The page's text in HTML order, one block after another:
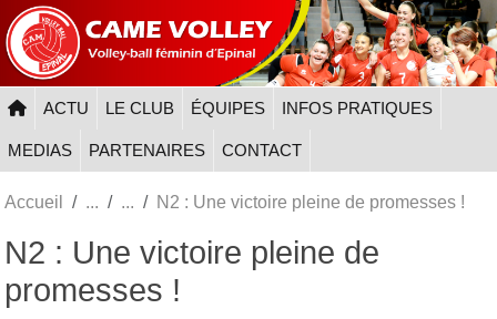
ACTU LE CLUB ÉQUIPES INFOS PRATIQUES
MEDIAS PARTENAIRES CONTACT
Accueil N2 : Une victoire pleine de promesses !
N2 : Une victoire pleine de
promesses !
Panneau de gestion des cookies